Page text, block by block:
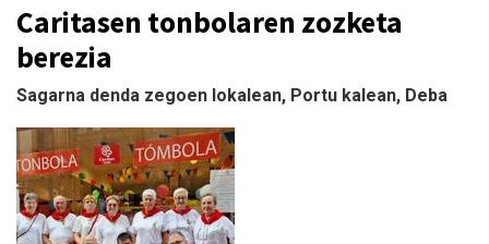
Caritasen tonbolaren zozketa
berezia
Sagarna denda zegoen lokalean, Portu kalean, Deba